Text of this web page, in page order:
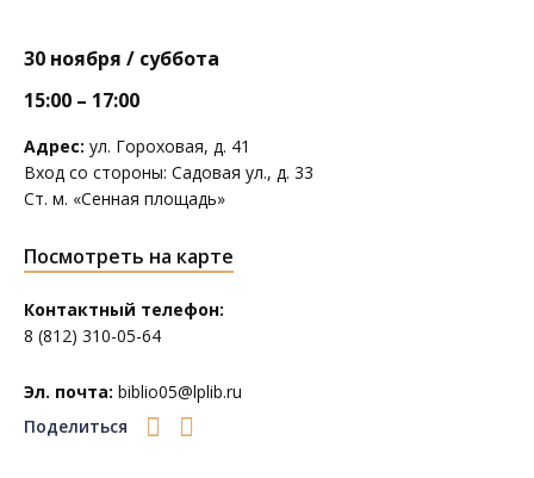
30 ноября / суббота
15:00 – 17:00
Адрес: ул. Гороховая, д. 41
Вход со стороны: Садовая ул., д. 33
Ст. м. «Сенная площадь»
Посмотреть на карте
Контактный телефон:
8 (812) 310-05-64
Эл. почта: biblio05@lplib.ru
Поделиться